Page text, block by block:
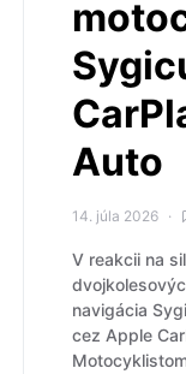
Auto
14. júla 2026
V reakcii na
navigácia
cez Apple